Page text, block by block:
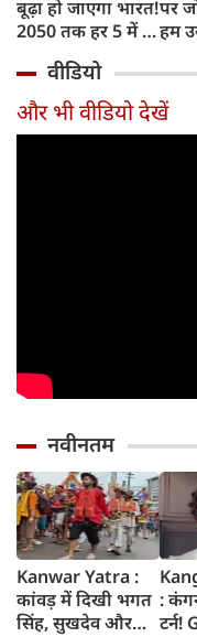
बूढ़ा हो जाएगा भारत!
2050 तक हर 5 में 1
साल से ज्यादा उम्र का
पर
हम
वीडियो
और भी वीडियो देखें
नवीनतम
Kanwar Yatra :
कांवड़ में दिखी भगत
सिंह, सुखदेव और
:
टर्न!